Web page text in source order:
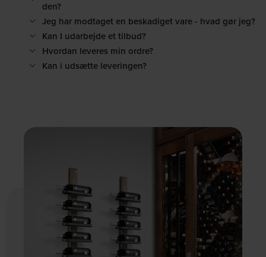
den?
Jeg har modtaget en beskadiget vare - hvad gør jeg?
Kan I udarbejde et tilbud?
Hvordan leveres min ordre?
Kan i udsætte leveringen?